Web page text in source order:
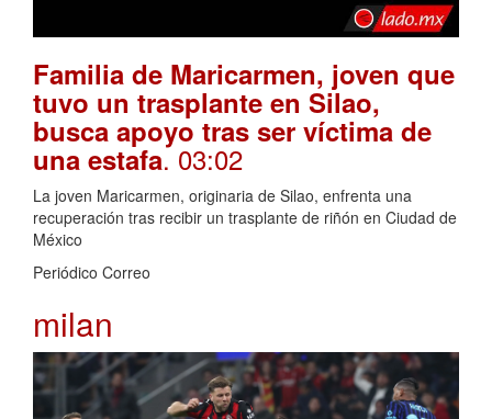
Familia de Maricarmen, joven que
tuvo un trasplante en Silao,
busca apoyo tras ser víctima de
una estafa. 03:02
La joven Maricarmen, originaria de Silao, enfrenta una
recuperación tras recibir un trasplante de riñón en Ciudad de
México
Periódico Correo
milan